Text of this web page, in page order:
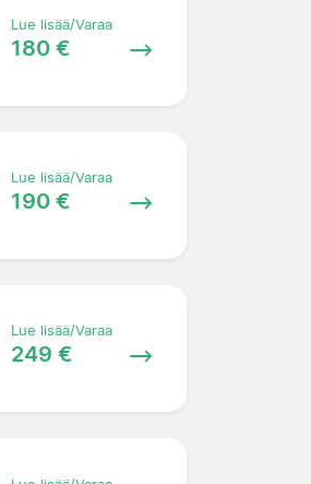
Lue lisää/Varaa
180 €
Lue lisää/Varaa
190 €
Lue lisää/Varaa
249 €